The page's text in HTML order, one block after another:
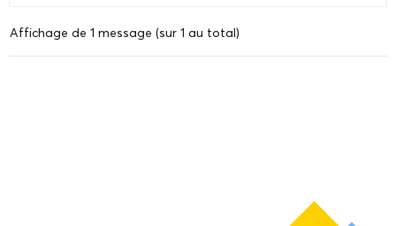
Affichage de 1 message (sur 1 au total)